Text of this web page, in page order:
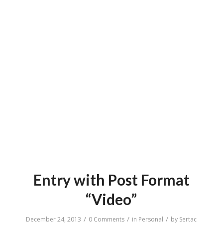
Entry with Post Format
“Video”
December 24, 2013 / 0 Comments / in Personal / by Sertac